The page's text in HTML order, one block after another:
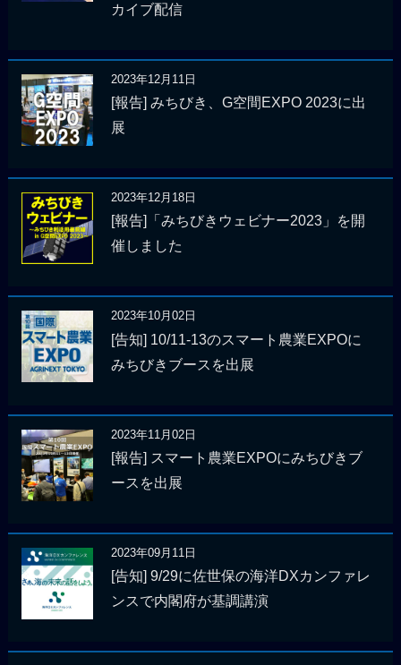
カイブ配信
2023年12月11日
[報告] みちびき、G空間EXPO 2023に出
展
2023年12月18日
[報告]「みちびきウェビナー2023」を開
催しました
2023年10月02日
[告知] 10/11-13のスマート農業EXPOに
みちびきブースを出展
2023年11月02日
[報告] スマート農業EXPOにみちびきブ
ースを出展
2023年09月11日
[告知] 9/29に佐世保の海洋DXカンファレ
ンスで内閣府が基調講演